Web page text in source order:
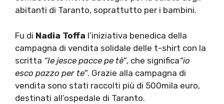
abitanti di Taranto, soprattutto per i bambini.
Fu di Nadia Toffa l’iniziativa benedica della
campagna di vendita solidale delle t-shirt con la
scritta “Ie jesce pacce pe tè”, che significa“io
esco pazzo per te”. Grazie alla campagna di
vendita sono stati raccolti più di 500mila euro,
destinati all’ospedale di Taranto.